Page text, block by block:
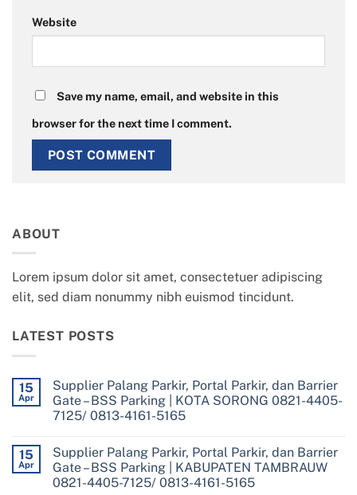
Website
Save my name, email, and website in this
browser for the next time I comment.
ABOUT
Lorem ipsum dolor sit amet, consectetuer adipiscing
elit, sed diam nonummy nibh euismod tincidunt.
LATEST POSTS
15
Apr
Supplier Palang Parkir, Portal Parkir, dan Barrier
Gate – BSS Parking | KOTA SORONG 0821-4405-
7125/ 0813-4161-5165
on
Supplier
Palang
Parkir,
15
Apr
Supplier Palang Parkir, Portal Parkir, dan Barrier
Gate – BSS Parking | KABUPATEN TAMBRAUW
0821-4405-7125/ 0813-4161-5165